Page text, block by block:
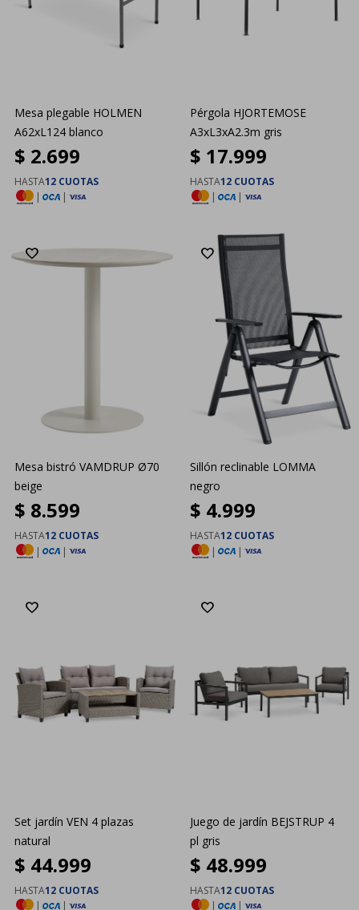
Mesa plegable HOLMEN
A62xL124 blanco
$ 2.699
HASTA12 CUOTAS
|
|
Pérgola HJORTEMOSE
A3xL3xA2.3m gris
$ 17.999
HASTA12 CUOTAS
|
|
Mesa bistró VAMDRUP Ø70
beige
$ 8.599
HASTA12 CUOTAS
|
|
Sillón reclinable LOMMA
negro
$ 4.999
HASTA12 CUOTAS
|
|
Set jardín VEN 4 plazas
natural
$ 44.999
HASTA12 CUOTAS
|
|
Juego de jardín BEJSTRUP 4
pl gris
$ 48.999
HASTA12 CUOTAS
|
|